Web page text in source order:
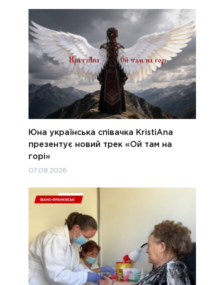
Юна українська співачка KristiAna
презентує новий трек «Ой там на
горі»
07.08.2026